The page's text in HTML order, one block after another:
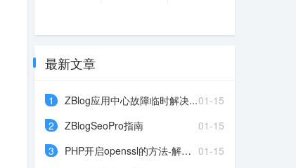
最新文章
01-15
1
ZBlog应用中心故障临时解决...
01-15
2
ZBlogSeoPro指南
01-15
3
PHP开启openssl的方法-解决...